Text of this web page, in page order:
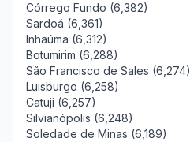
Córrego Fundo (6,382)
Sardoá (6,361)
Inhaúma (6,312)
Botumirim (6,288)
São Francisco de Sales (6,274)
Luisburgo (6,258)
Catuji (6,257)
Silvianópolis (6,248)
Soledade de Minas (6,189)